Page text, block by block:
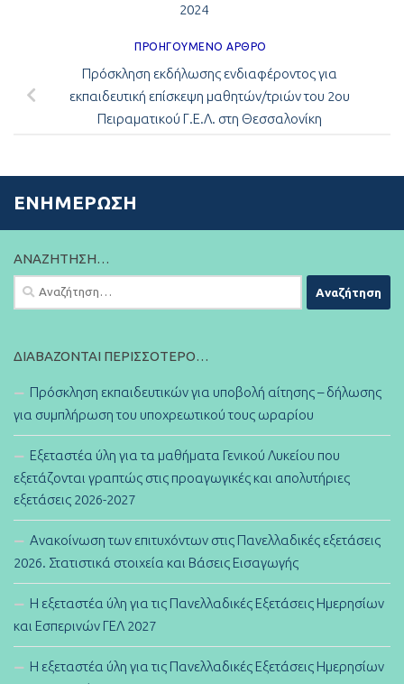
2024
ΠΡΟΗΓΟΎΜΕΝΟ ΆΡΘΡΟ
Πρόσκληση εκδήλωσης ενδιαφέροντος για
εκπαιδευτική επίσκεψη μαθητών/τριών του 2ου
Πειραματικού Γ.Ε.Λ. στη Θεσσαλονίκη
ΕΝΗΜΈΡΩΣΗ
ΑΝΑΖΉΤΗΣΗ…
Αναζήτηση
για:
ΔΙΑΒΆΖΟΝΤΑΙ ΠΕΡΙΣΣΌΤΕΡΟ…
Πρόσκληση εκπαιδευτικών για υποβολή αίτησης – δήλωσης
για συμπλήρωση του υποχρεωτικού τους ωραρίου
Εξεταστέα ύλη για τα μαθήματα Γενικού Λυκείου που
εξετάζονται γραπτώς στις προαγωγικές και απολυτήριες
εξετάσεις 2026-2027
Ανακοίνωση των επιτυχόντων στις Πανελλαδικές εξετάσεις
2026. Στατιστικά στοιχεία και Βάσεις Εισαγωγής
Η εξεταστέα ύλη για τις Πανελλαδικές Εξετάσεις Ημερησίων
και Εσπερινών ΓΕΛ 2027
Η εξεταστέα ύλη για τις Πανελλαδικές Εξετάσεις Ημερησίων